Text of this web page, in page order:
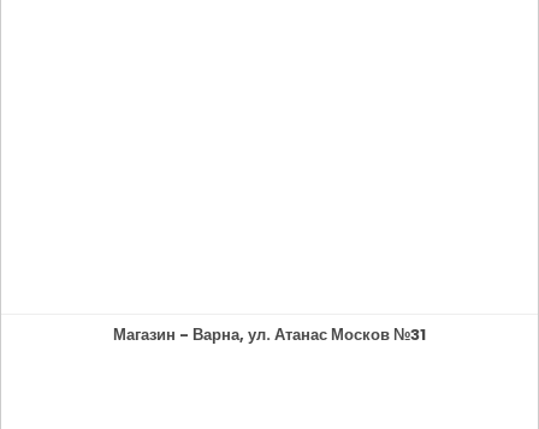
Магазин - Варна, ул. Атанас Москов №31